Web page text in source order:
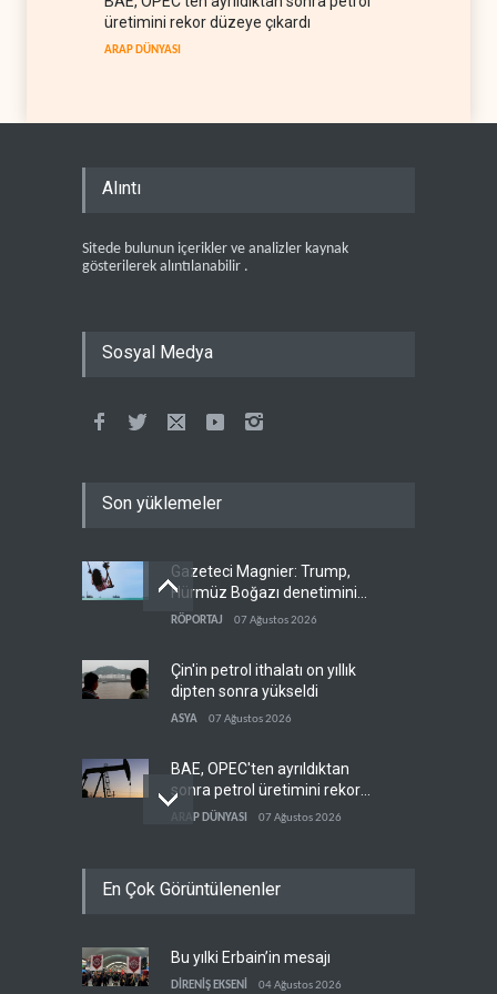
üretimini rekor düzeye çıkardı
ARAP DÜNYASI
Alıntı
Sitede bulunun içerikler ve analizler kaynak
gösterilerek alıntılanabilir .
Sosyal Medya
Son yüklemeler
Gazeteci Magnier: Trump,
Hürmüz Boğazı denetimini
doğrudan İran ve Umman'a
RÖPORTAJ 07 Ağustos 2026
Çin'in petrol ithalatı on yıllık
dipten sonra yükseldi
ASYA 07 Ağustos 2026
BAE, OPEC'ten ayrıldıktan
sonra petrol üretimini rekor
düzeye çıkardı
ARAP DÜNYASI 07 Ağustos 2026
anlaşması, İran’ın savaşı
Yemen’den dengeleri
değiştirecek yeni askeri
En Çok Görüntülenenler
Bu yılki Erbain’in mesajı
DİRENİŞ EKSENİ 04 Ağustos 2026